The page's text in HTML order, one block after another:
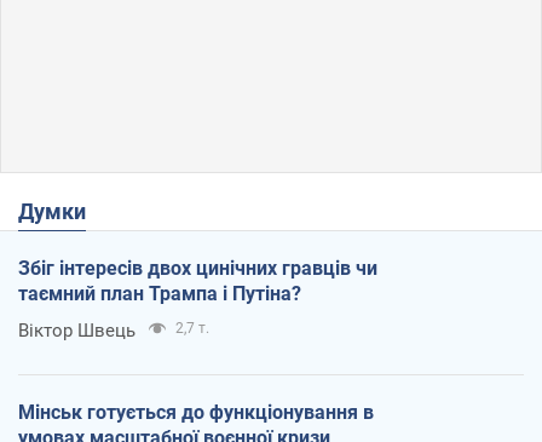
Думки
Збіг інтересів двох цинічних гравців чи
таємний план Трампа і Путіна?
Віктор Швець 2,7 т.
Мінськ готується до функціонування в
умовах масштабної воєнної кризи